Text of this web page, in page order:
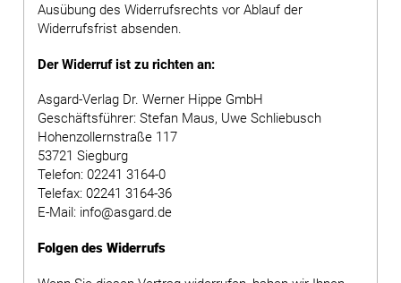
Ausübung des Widerrufsrechts vor Ablauf der
Widerrufsfrist absenden.
Der Widerruf ist zu richten an:
Asgard-Verlag Dr. Werner Hippe GmbH
Geschäftsführer: Stefan Maus, Uwe Schliebusch
Hohenzollernstraße 117
53721 Siegburg
Telefon: 02241 3164-0
Telefax: 02241 3164-36
E-Mail: info@asgard.de
Folgen des Widerrufs